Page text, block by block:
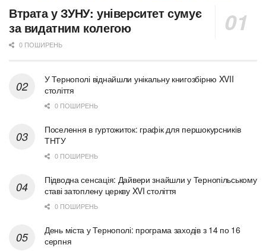
Втрата у ЗУНУ: університет сумує
за видатним колегою
0 ПОШИРЕНЬ
У Тернополі віднайшли унікальну книгозбірню XVII
століття
0 ПОШИРЕНЬ
Поселення в гуртожиток: графік для першокурсників
ТНТУ
0 ПОШИРЕНЬ
Підводна сенсація: Дайвери знайшли у Тернопільському
ставі затоплену церкву XVI століття
0 ПОШИРЕНЬ
День міста у Тернополі: програма заходів з 14 по 16
серпня